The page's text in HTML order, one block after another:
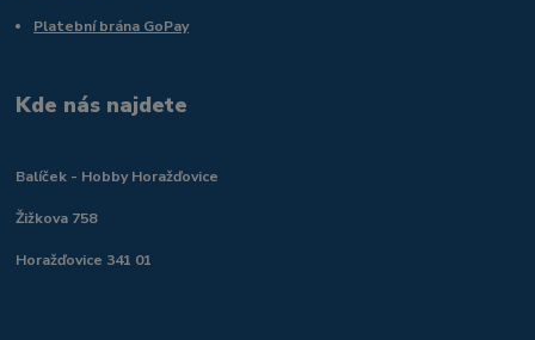
Platební brána GoPay
Kde nás najdete
Balíček - Hobby Horažďovice
Žižkova 758
Horažďovice 341 01